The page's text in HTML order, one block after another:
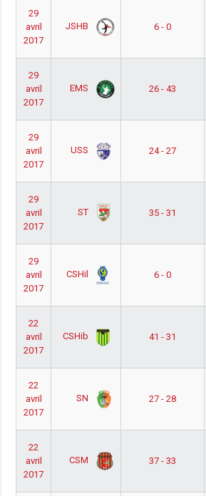
29
avril
2017
JSHB 6 - 0
29
avril
2017
EMS 26 - 43
29
avril
2017
USS 24 - 27
29
avril
2017
ST 35 - 31
29
avril
2017
CSHil 6 - 0
22
avril
2017
CSHib 41 - 31
22
avril
2017
SN 27 - 28
22
avril
2017
CSM 37 - 33